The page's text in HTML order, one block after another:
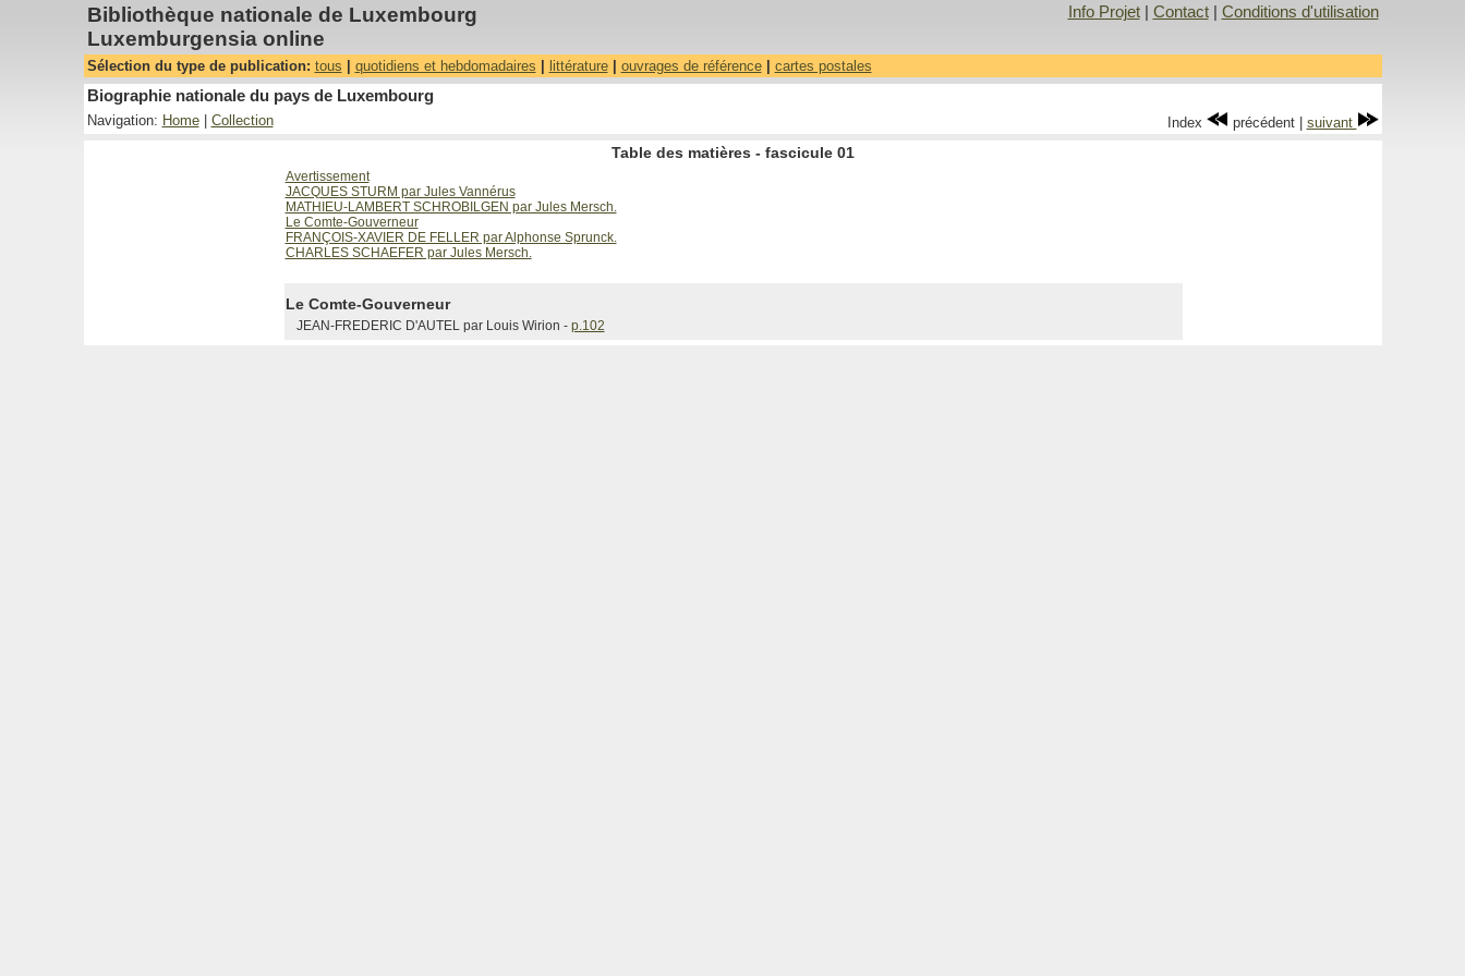
Bibliothèque nationale de Luxembourg
Luxemburgensia online
Info Projet| Contact| Conditions d'utilisation
Sélection du type de publication: tous quotidiens et hebdomadaires littérature| ouvrages de référence| cartes postales
Biographie nationale du pays de Luxembourg
Navigation: Home| Collection Index précédent | suivant
Table des matières - fascicule 01
Avertissement
JACQUES STURM par Jules Vannérus
MATHIEU-LAMBERT SCHROBILGEN par Jules Mersch.
Le Comte-Gouverneur
FRANÇOIS-XAVIER DE FELLER par Alphonse Sprunck.
CHARLES SCHAEFER par Jules Mersch.
Le Comte-Gouverneur
JEAN-FREDERIC D'AUTEL par Louis Wirion - p.102